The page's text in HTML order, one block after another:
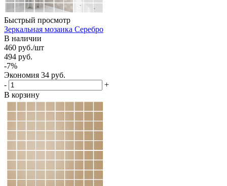
Быстрый просмотр
Зеркальная мозаика Серебро
В наличии
460 руб./шт
494 руб.
-7%
Экономия 34 руб.
-
+
В корзину